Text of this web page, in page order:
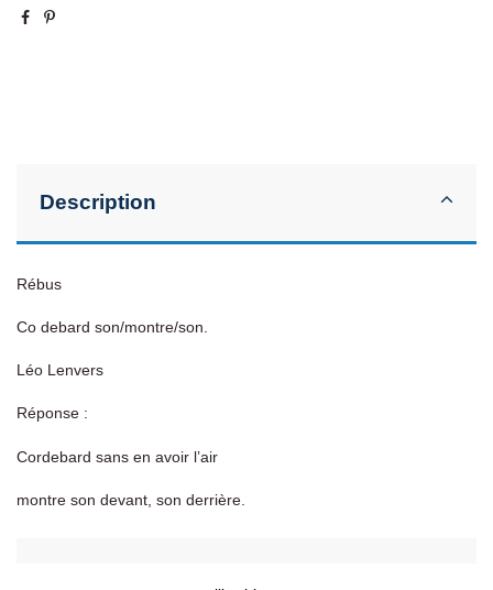
Description
Rébus
Co debard son/montre/son.
Léo Lenvers
Réponse :
Cordebard sans en avoir l’air
montre son devant, son derrière.